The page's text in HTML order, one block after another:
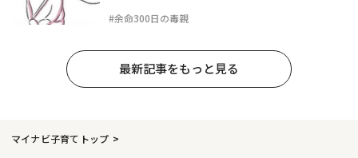
#余命300日の毒親
最新記事をもっと見る
マイナビ子育てトップ